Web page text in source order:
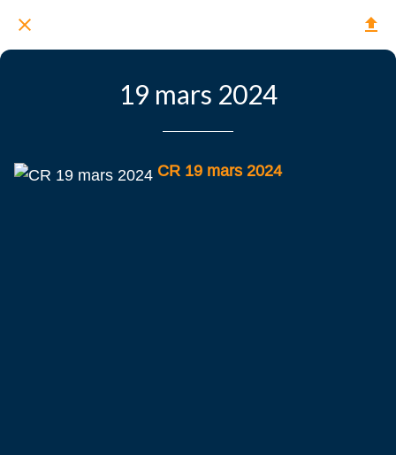
19 mars 2024
CR 19 mars 2024